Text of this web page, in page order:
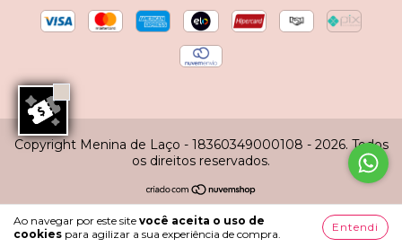
Ao navegar por este site você aceita o uso de
cookies para agilizar a sua experiência de compra.
Entendi
Copyright Menina de Laço - 18360349000108 - 2026. Todos
os direitos reservados.